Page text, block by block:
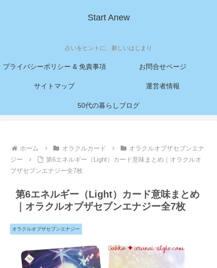
Start Anew
占いをヒントに、新しいはじまり
プライバシーポリシー & 免責事項 お問合せページ
サイトマップ 運営者情報
50代の暮らしブログ
ホーム オラクルカード
オラクルオブザセブンエナ
ジー
第6エネルギー（Light）カード意味まとめ｜オラクルオ
ブザセブンエナジー全7枚
第6エネルギー（Light）カード意味まとめ
｜オラクルオブザセブンエナジー全7枚
オラクルオブザセブンエナジー